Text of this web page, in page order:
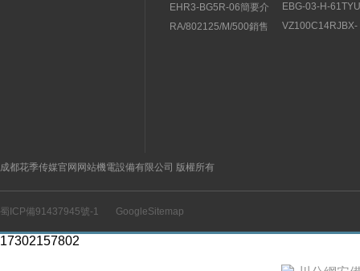
EHR3-BG5R-06簡要介
紹豐興TOYOOKI比例溢
EBG-03-H-
RA/802125/M/500銷售
VZ100C14RJBX-
成都花季传媒官网网站機電設備有限公司 版權所有
蜀ICP備91437945號-1 GoogleSitemap
17302157802